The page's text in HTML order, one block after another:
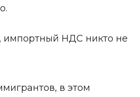
импортный НДС никто не
в этом